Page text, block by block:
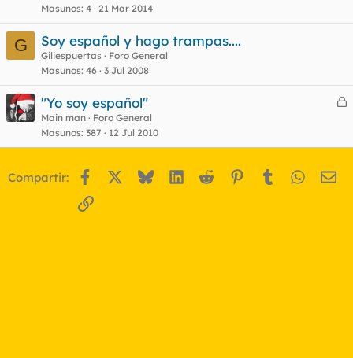
Masunos 4 21 Mar 2014
G Soy español y hago trampas....
Giliespuertas
Foro General
Masunos 46 3 Jul 2008
C
r
"Yo soy español"
Main man
Foro General
Masunos 387 12 Jul 2010
Compartir: Facebook BlueskyLinkedIn
Reddit Pinterest
Tumblr
Enlace